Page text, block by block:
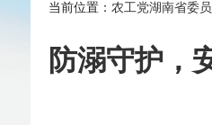
当前位置： 农工党湖南省委
防溺守护，